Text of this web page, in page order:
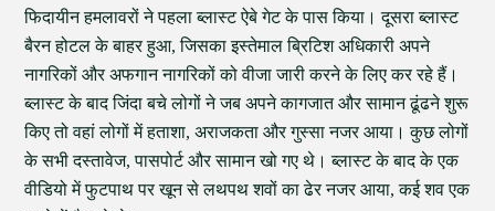
फिदायीन हमलावरों ने पहला ब्लास्ट ऐबे गेट के पास किया। दूसरा ब्लास्ट
बैरन होटल के बाहर हुआ, जिसका इस्तेमाल ब्रिटिश अधिकारी अपने
नागरिकों और अफगान नागरिकों को वीजा जारी करने के लिए कर रहे हैं।
ब्लास्ट के बाद जिंदा बचे लोगों ने जब अपने कागजात और सामान ढूंढने शुरू
किए तो वहां लोगों में हताशा, अराजकता और गुस्सा नजर आया। कुछ लोगों
के सभी दस्तावेज, पासपोर्ट और सामान खो गए थे। ब्लास्ट के बाद के एक
वीडियो में फुटपाथ पर खून से लथपथ शवों का ढेर नजर आया, कई शव एक